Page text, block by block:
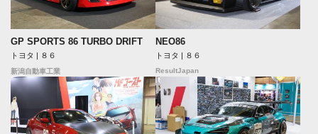
GP SPORTS 86 TURBO DRIFT
トヨタ | ８６
新潟自動車工業
NEO86
トヨタ | ８６
ResultJapan